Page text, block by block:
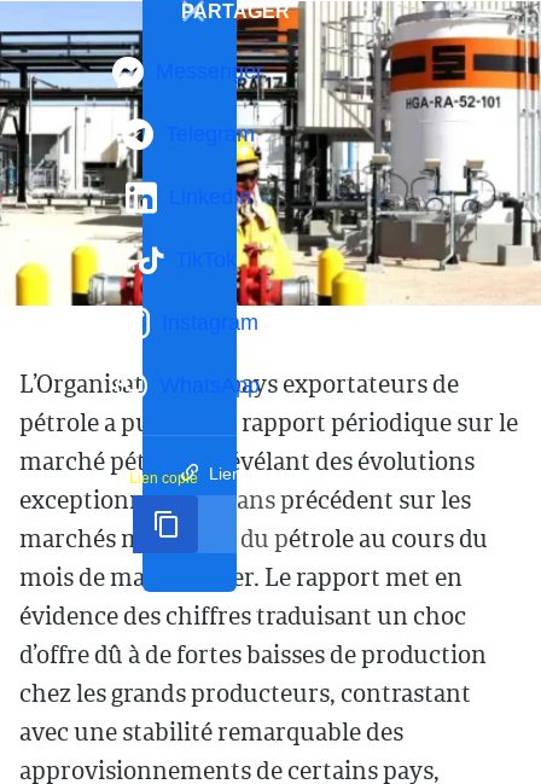
PARTAGER
Messenger
Telegram
LinkedIn
TikTok
Instagram
WhatsApp
Lien court
Lien copié
L’Organisation des pays exportateurs de
pétrole a publié son rapport périodique sur le
marché pétrolier, révélant des évolutions
exceptionnelles et sans précédent sur les
marchés mondiaux du pétrole au cours du
mois de mars dernier. Le rapport met en
évidence des chiffres traduisant un choc
d’offre dû à de fortes baisses de production
chez les grands producteurs, contrastant
avec une stabilité remarquable des
approvisionnements de certains pays,